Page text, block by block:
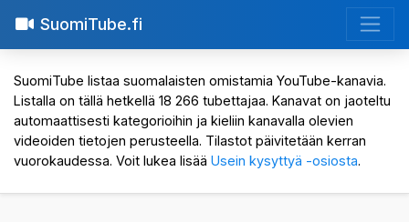
SuomiTube.fi
SuomiTube listaa suomalaisten omistamia YouTube-kanavia.
Listalla on tällä hetkellä 18 266 tubettajaa. Kanavat on jaoteltu
automaattisesti kategorioihin ja kieliin kanavalla olevien
videoiden tietojen perusteella. Tilastot päivitetään kerran
vuorokaudessa. Voit lukea lisää Usein kysyttyä -osiosta.